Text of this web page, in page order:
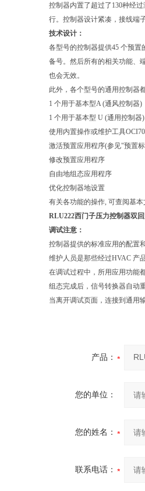
控制器内置了超过了130种经
行。控制器设计紧凑，接线端
技术设计：
各型号的控制器提供45 个预
备号。然后所有的相关功能、
也会无效。
此外，各个型号的通用控制器
1 个用于基本型A (通风控制器)
1 个用于基本型 U (通用控制器
使用内置操作或维护工具
激活预置应用程序(参见"预置
修改预置应用程序
自由地组态应用程序
优化控制器地设置
有关各功能的操作, 可查阅基本
RLU222西门子压力控制器双
调试注意：
控制器提供的标准应用的配置
维护人员是那些经过HVAC 产
在调试过程中，所用应用功能
组态完成后，信号转换器自动
当离开调试页面，连接到通用
产品：
您的单位：
您的姓名：
联系电话：